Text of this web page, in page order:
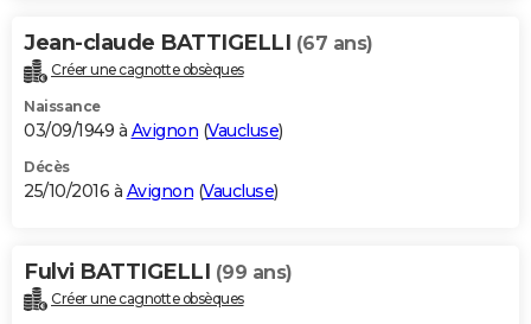
Jean-claude BATTIGELLI (67 ans)
Créer une cagnotte obsèques
Naissance
03/09/1949 à Avignon (Vaucluse)
Décès
25/10/2016 à Avignon (Vaucluse)
Fulvi BATTIGELLI (99 ans)
Créer une cagnotte obsèques